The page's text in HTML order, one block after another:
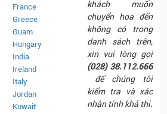
France
Greece
Guam
Hungary
India
Ireland
Italy
Jordan
Kuwait
khách muốn
chuyển hoa đến
không có trong
danh sách trên,
xin vui lòng gọi
(028) 38.112.666
để chúng tôi
kiểm tra và xác
nhận tính khả thi.